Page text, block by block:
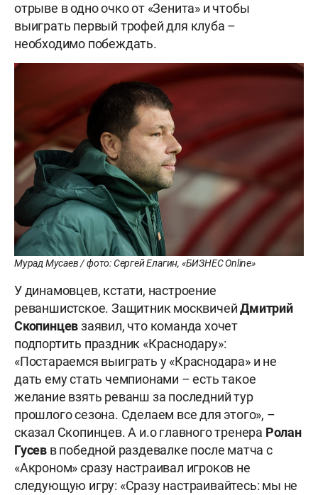
отрыве в одно очко от «Зенита» и чтобы
выиграть первый трофей для клуба –
необходимо побеждать.
Мурад Мусаев / фото: Сергей Елагин, «БИЗНЕС Online»
У динамовцев, кстати, настроение
реваншистское. Защитник москвичейДмитрий
Скопинцевзаявил, что команда хочет
подпортить праздник «Краснодару»:
«Постараемся выиграть у «Краснодара» и не
дать ему стать чемпионами – есть такое
желание взять реванш за последний тур
прошлого сезона. Сделаем все для этого», –
сказал Скопинцев. А и.о главного тренера Ролан
Гусев в победной раздевалке после матча с
«Акроном» сразу настраивал игроков не
следующую игру: «Сразу настраивайтесь: мы не